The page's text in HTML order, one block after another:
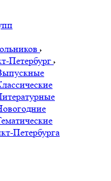
Петербург
Петербурга